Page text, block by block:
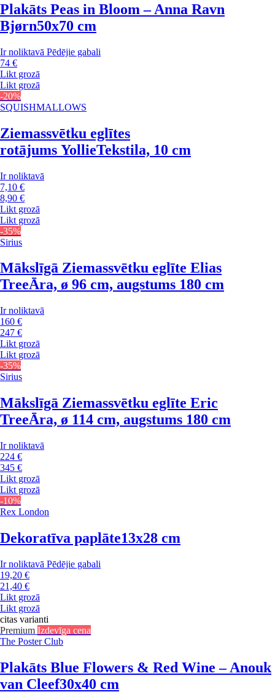
Plakāts Peas in Bloom – Anna Ravn
Bjørn50x70 cm
Ir noliktavā Pēdējie gabali
74 €
Likt grozā
Likt grozā
-20%
SQUISHMALLOWS
Ziemassvētku eglītes
rotājums YollieTekstila, 10 cm
Ir noliktavā
7,10 €
8,90 €
Likt grozā
Likt grozā
-35%
Sirius
Mākslīgā Ziemassvētku eglīte Elias
TreeĀra, ø 96 cm, augstums 180 cm
Ir noliktavā
160 €
247 €
Likt grozā
Likt grozā
-35%
Sirius
Mākslīgā Ziemassvētku eglīte Eric
TreeĀra, ø 114 cm, augstums 180 cm
Ir noliktavā
224 €
345 €
Likt grozā
Likt grozā
-10%
Rex London
Dekoratīva paplāte13x28 cm
Ir noliktavā Pēdējie gabali
19,20 €
21,40 €
Likt grozā
Likt grozā
citas varianti
Premium Izdevīga cena
The Poster Club
Plakāts Blue Flowers & Red Wine – Anouk
van Cleef30x40 cm